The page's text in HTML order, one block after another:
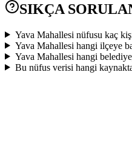
SIKÇA
Yava Mahallesi nüfusu kaç
Yava Mahallesi hangi ilçeye
Yava Mahallesi hangi
Bu nüfus verisi hangi